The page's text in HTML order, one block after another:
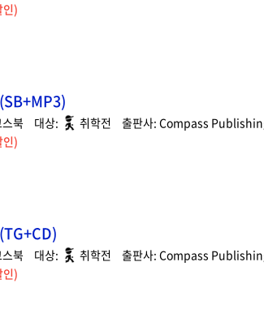
)
북 취학전 Compass
)
북 취학전 Compass
)